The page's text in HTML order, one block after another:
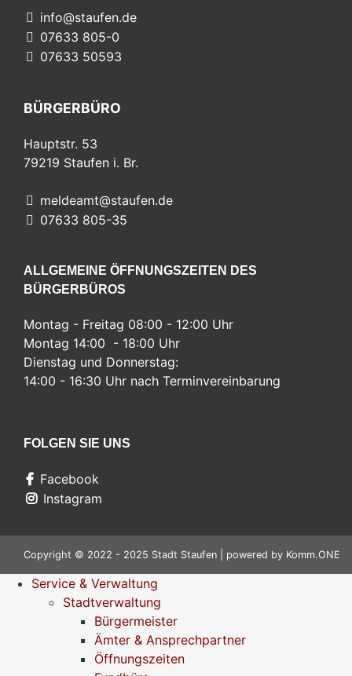
info@staufen.de
07633 805-0
07633 50593
BÜRGERBÜRO
Hauptstr. 53
79219 Staufen i. Br.
meldeamt@staufen.de
07633 805-35
ALLGEMEINE ÖFFNUNGSZEITEN DES
BÜRGERBÜROS
Montag - Freitag 08:00 - 12:00 Uhr
Montag 14:00 - 18:00 Uhr
Dienstag und Donnerstag:
14:00 - 16:30 Uhr nach Terminvereinbarung
FOLGEN SIE UNS
Facebook
Instagram
Copyright © 2022 - 2025 Stadt Staufen | powered by Komm.ONE
Service & Verwaltung
Stadtverwaltung
Bürgermeister
Ämter & Ansprechpartner
Öffnungszeiten